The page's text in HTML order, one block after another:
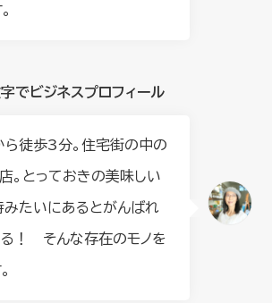
でビジネスプロフィール
ら徒歩3分。住宅街の中の
。とっておきの美味しい
たいにあるとがんばれ
！ そんな存在のモノを